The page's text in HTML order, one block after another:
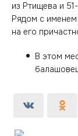
из Ртищева и
Рядом с именем
на его
В этом